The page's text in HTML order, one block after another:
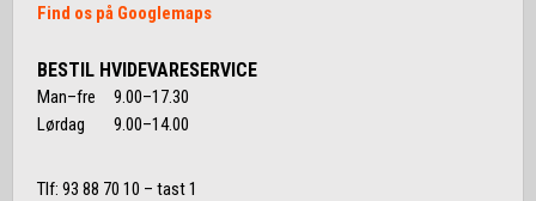
Find os på Googlemaps
BESTIL HVIDEVARESERVICE
Man–fre 9.00–17.30
Lørdag 9.00–14.00
Tlf: 93 88 70 10 – tast 1